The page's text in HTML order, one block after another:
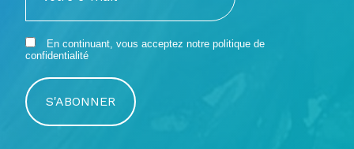
En continuant, vous acceptez notre politique de
confidentialité